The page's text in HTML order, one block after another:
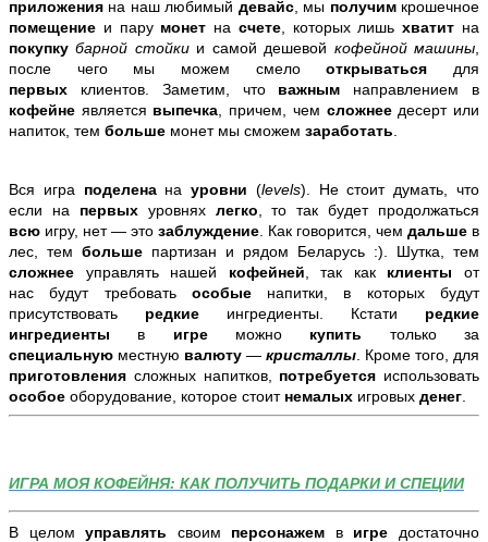
приложения на наш любимый девайс, мы получим крошечное
помещение и пару монет на счете, которых лишьхватит на
покупкубарной стойкии самой дешевой кофейной машины
после чего мы можем смелооткрываться для
первых клиентов. Заметим, что важным направлением в
кофейне является выпечка , причем, чем сложнее десерт или
напиток, тем больше монет мы сможем заработать
Вся игра поделена науровни (levels). Не стоит думать, что
если на первых уровнях легко , то так будет продолжаться
всю игру, нет — это заблуждение . Как говорится, чем дальше в
лес, тем больше партизан и рядом Беларусь :). Шутка, тем
сложнее управлять нашей кофейней , так как клиентыот
нас
будут требовать особые напитки, в которых будут
присутствовать редкие ингредиенты. Кстати редкие
ингредиенты в игре можно купить только за
специальную местную валюту — кристаллы . Кроме того, для
приготовления сложных напитков, потребуется использовать
особое оборудование, которое стоит немалых игровых денег
ИГРА МОЯ КОФЕЙНЯ: КАК ПОЛУЧИТЬ ПОДАРКИ И СПЕЦИИ
В целомуправлять своим персонажем в игре достаточно